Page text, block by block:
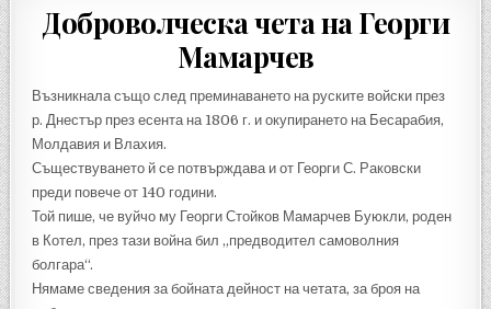
Доброволческа чета на Георги
Мамарчев
Възникнала също след преминаването на руските войски през
р. Днестър през есента на 1806 г. и окупирането на Бесарабия,
Молдавия и Влахия.
Съществуването й се потвърждава и от Георги С. Раковски
преди повече от 140 години.
Той пише, че вуйчо му Георги Стойков Мамарчев Буюкли, роден
в Котел, през тази война бил „предводител самоволния
болгара“.
Нямаме сведения за бойната дейност на четата, за броя на